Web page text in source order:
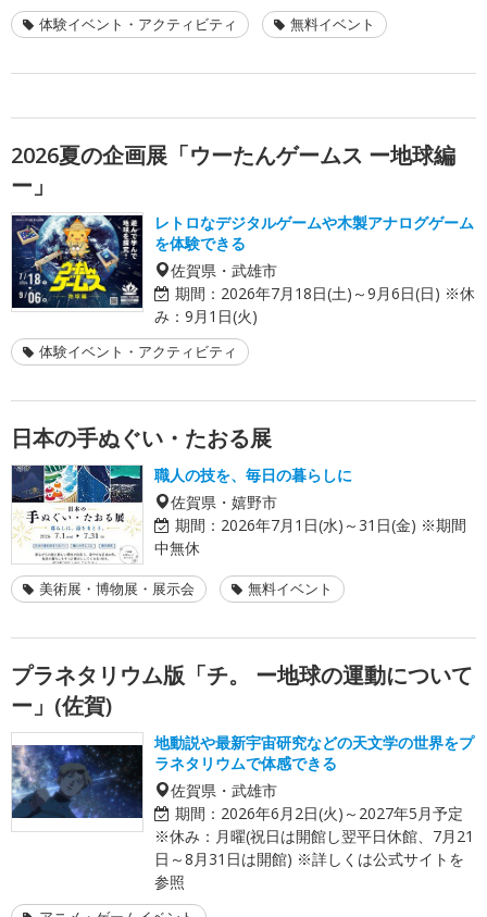
体験イベント・アクティビティ 無料イベント
2026夏の企画展「ウーたんゲームス ー地球編
ー」
レトロなデジタルゲームや木製アナログゲーム
を体験できる
佐賀県・武雄市
期間： 2026年7月18日(土)～9月6日(日) ※休
み：9月1日(火)
体験イベント・アクティビティ
日本の手ぬぐい・たおる展
職人の技を、毎日の暮らしに
佐賀県・嬉野市
期間： 2026年7月1日(水)～31日(金) ※期間
中無休
美術展・博物展・展示会 無料イベント
プラネタリウム版「チ。 ー地球の運動について
ー」(佐賀)
地動説や最新宇宙研究などの天文学の世界をプ
ラネタリウムで体感できる
佐賀県・武雄市
期間： 2026年6月2日(火)～2027年5月予定
※休み：月曜(祝日は開館し翌平日休館、7月21
日～8月31日は開館) ※詳しくは公式サイトを
参照